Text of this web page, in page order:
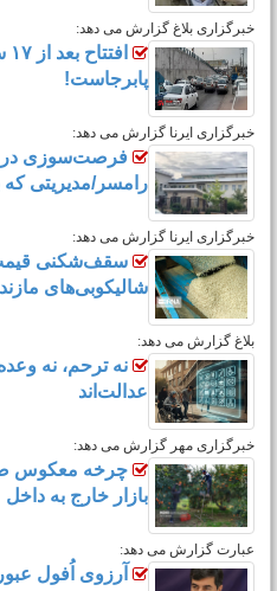
خبرگزاری بلاغ گزارش می دهد:
پابرجاست!
خبرگزاری ایرنا گزارش می دهد:
فرصت‌سوزی در
رامسر/مدیریتی که
خبرگزاری ایرنا گزارش می دهد:
سقف‌شکنی قیمت
شالیکوبی‌های
بلاغ گزارش می دهد:
عدالت‌اند
خبرگزاری مهر گزارش می دهد:
چرخه معکوس
بازار خارج به داخل